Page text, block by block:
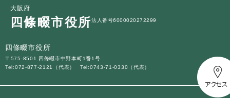
大阪府
四條畷市役所法人番号6000020272299
四條畷市役所
〒575-8501 四條畷市中野本町1番1号
Tel:072-877-2121（代表）
Tel:0743-71-0330（代表）